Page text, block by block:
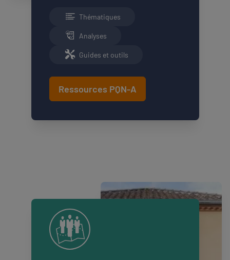
Thématiques
Analyses
Guides et outils
Ressources PQN-A